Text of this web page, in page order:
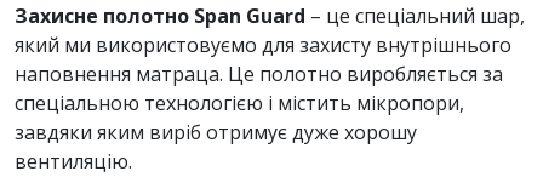
Захисне полотно Span Guard – це спеціальний шар,
який ми використовуємо для захисту внутрішнього
наповнення матраца. Це полотно виробляється за
спеціальною технологією і містить мікропори,
завдяки яким виріб отримує дуже хорошу
вентиляцію.